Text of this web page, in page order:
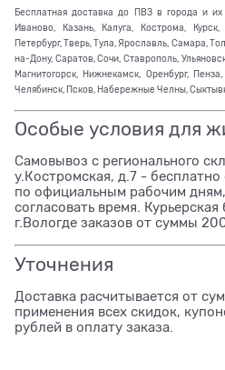
Бесплатная доставка до ПВЗ в города и
Иваново, Казань, Калуга, Кострома,
Петербург, Тверь, Тула, Ярославль, Самара,
на-Дону, Саратов, Сочи, Ставрополь,
Магнитогорск, Нижнекамск, Оренбург,
Челябинск, Псков, Набережные Челны,
Особые условия для
Самовывоз с регионального
у.Костромская, д.7 -
по официальным рабочим
согласовать время.
г.Вологде заказов от суммы
Уточнения
Доставка расчитывается от
применения всех скидок,
рублей в оплату заказа.